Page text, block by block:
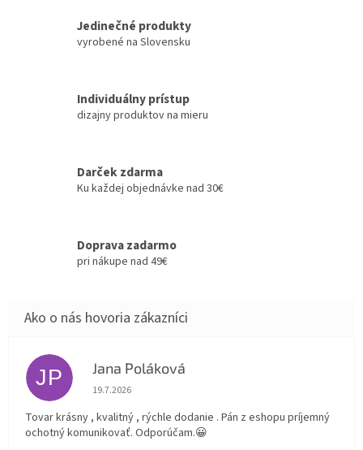
Jedinečné produkty
vyrobené na Slovensku
Individuálny prístup
dizajny produktov na mieru
Darček zdarma
Ku každej objednávke nad 30€
Doprava zadarmo
pri nákupe nad 49€
JP Jana Poláková
Hodnotenie obchodu je 5 z 5 hviezdičiek.
19.7.2026
Tovar krásny , kvalitný , rýchle dodanie . Pán z eshopu príjemný
ochotný komunikovať. Odporúčam.😀